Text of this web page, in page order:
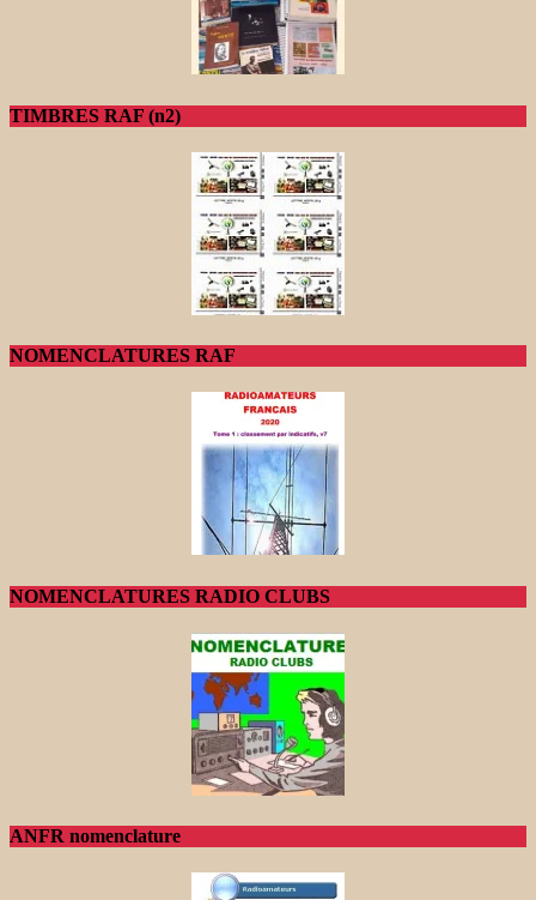
TIMBRES RAF (n2)
NOMENCLATURES RAF
NOMENCLATURES RADIO CLUBS
ANFR nomenclature